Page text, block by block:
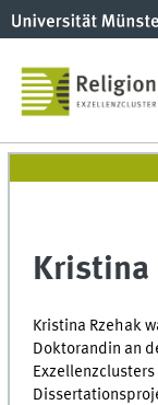
Kristina
Kristina Rzehak
Doktorandin an